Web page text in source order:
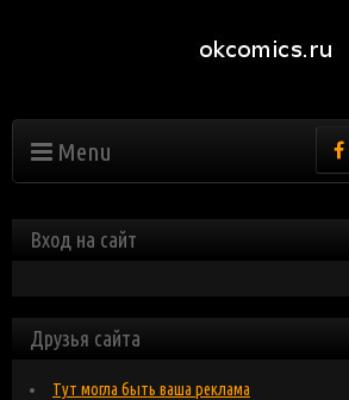
Menu
Вход на сайт
Друзья сайта
Тут могла быть ваша реклама